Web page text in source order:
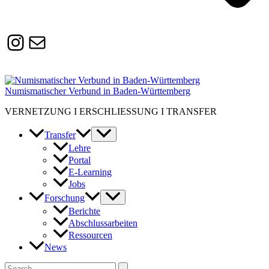
Instagram
Susanne.Boerner@zaw.uni-
heidelberg.de
Numismatischer Verbund in Baden-Württemberg
VERNETZUNG I ERSCHLIESSUNG I TRANSFER
Transfer
Lehre
Portal
E-Learning
Jobs
Forschung
Berichte
Abschlussarbeiten
Ressourcen
News